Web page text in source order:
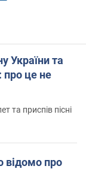
України та
про це не
та приспів пісні
відомо про